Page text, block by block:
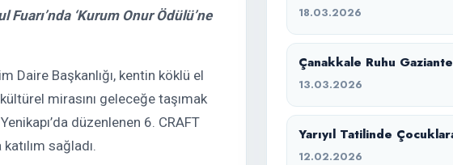
‘Kurum Onur Ödülü’ne
Daire Başkanlığı, kentin köklü el
mirasını geleceğe taşımak
düzenlenen 6. CRAFT
sağladı.
18.03.2026
Çanakkale Ruhu
13.03.2026
Yarıyıl Tatilinde
12.02.2026